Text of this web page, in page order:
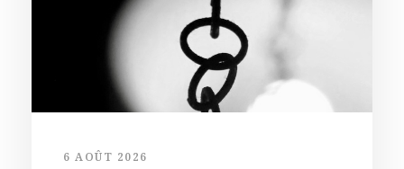
6 AOÛT 2026